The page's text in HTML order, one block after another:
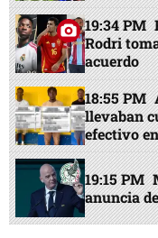
19:34 PM
Rodri
acuerdo
18:55 PM
llevaban
efectivo
19:15 PM
anuncia